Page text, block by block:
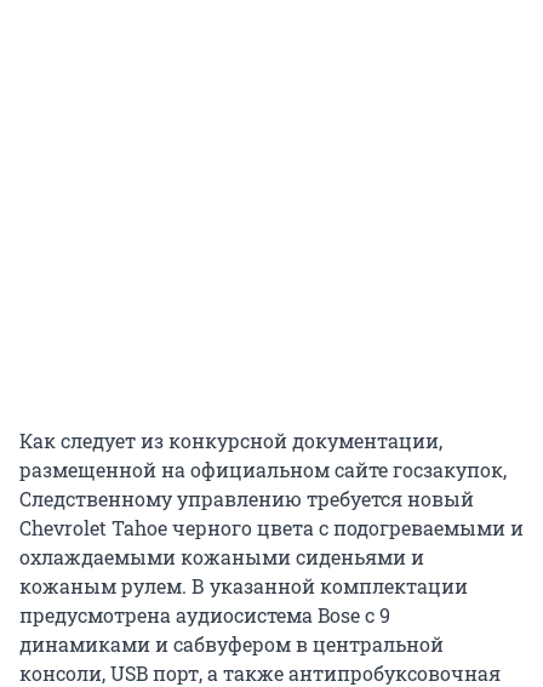
Как следует из конкурсной документации,
размещенной на официальном сайте госзакупок,
Следственному управлению требуется новый
Chevrolet Tahoe черного цвета с подогреваемыми и
охлаждаемыми кожаными сиденьями и
кожаным рулем. В указанной комплектации
предусмотрена аудиосистема Bose с 9
динамиками и сабвуфером в центральной
консоли, USB порт, а также антипробуксовочная